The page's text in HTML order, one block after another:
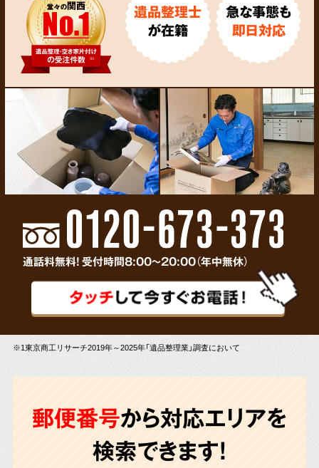
遺品整理士
が在籍
急な事態も
即日対応
通話料無料! 受付時間8:00～20:00（年中無休）
※1東京商工リサーチ2019年～2025年「遺品整理業」調査において
郵便番号から対応エリアを
検索できます!